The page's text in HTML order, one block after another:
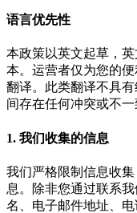
语言优先性
本政策以英文起草，
本。运营者仅为您的
翻译。此类翻译不具
间存在任何冲突或不
1. 我们收集的信息
我们严格限制信息收
息。除非您通过联系
名、电子邮件地址、